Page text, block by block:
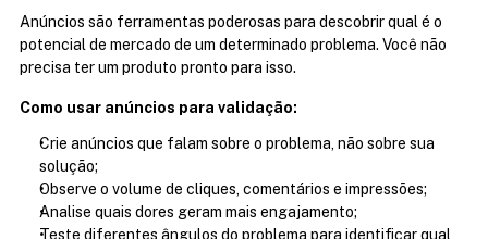
Anúncios são ferramentas poderosas para descobrir qual é o
potencial de mercado de um determinado problema. Você não
precisa ter um produto pronto para isso.
Como usar anúncios para validação:
Crie anúncios que falam sobre o problema, não sobre sua
solução;
Observe o volume de cliques, comentários e impressões;
Analise quais dores geram mais engajamento;
Teste diferentes ângulos do problema para identificar qual